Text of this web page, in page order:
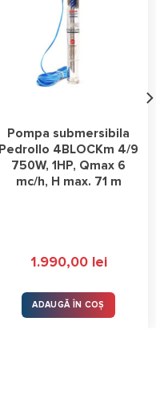
Pompa submersibila
Pedrollo 4BLOCKm 4/9
750W, 1HP, Qmax 6
mc/h, H max. 71 m
1.990,00 lei
ADAUGĂ ÎN COȘ